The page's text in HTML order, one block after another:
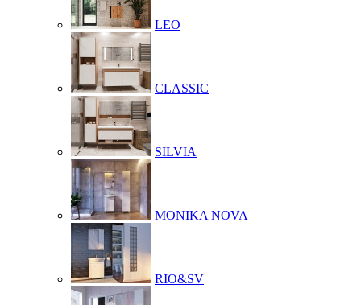
LEO
CLASSIC
SILVIA
MONIKA NOVA
RIO&SV